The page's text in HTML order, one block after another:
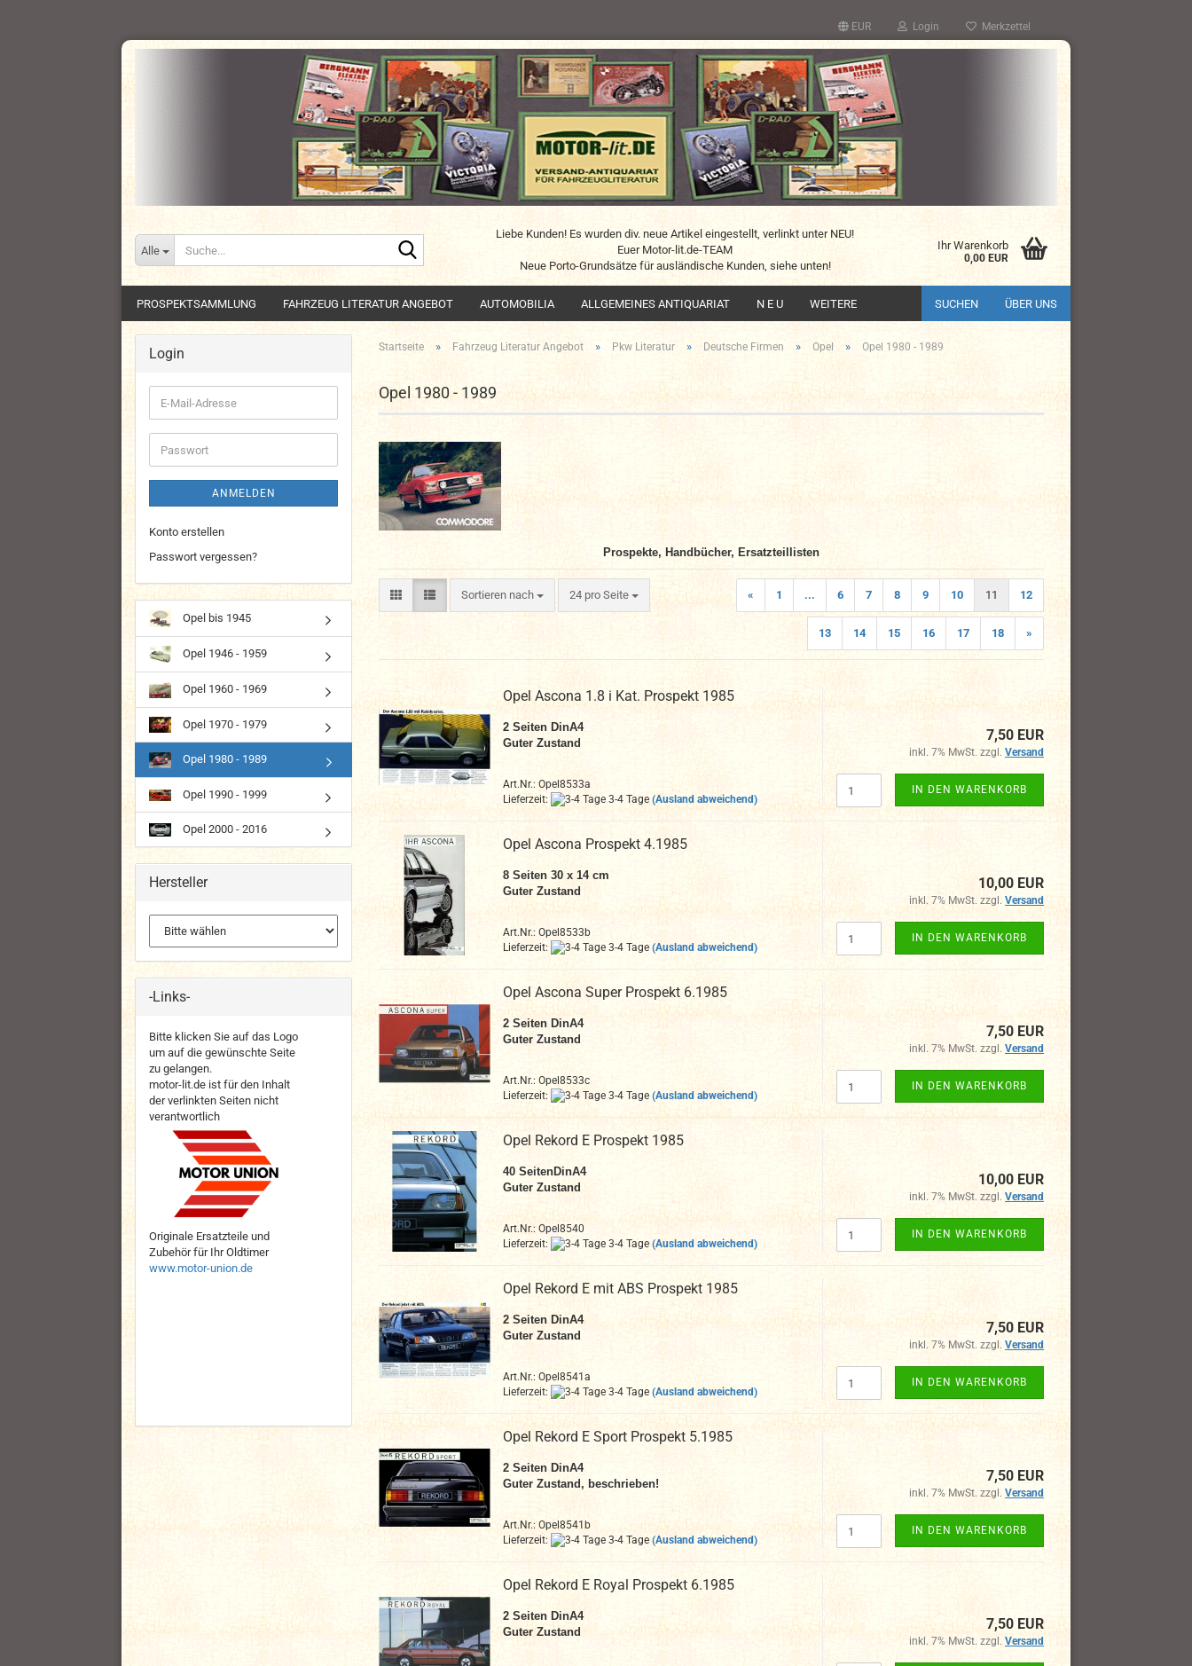
EUR Login Merkzettel
Alle
Liebe Kunden! Es wurden div. neue Artikel eingestellt, verlinkt unter NEU!
Euer Motor-lit.de-TEAM
Neue Porto-Grundsätze für ausländische Kunden, siehe unten!
Ihr Warenkorb
0,00 EUR
PROSPEKTSAMMLUNG FAHRZEUG LITERATUR ANGEBOT AUTOMOBILIA ALLGEMEINES ANTIQUARIAT N E U SUCHEN ÜBER UNS
WEITERE
Startseite » Fahrzeug Literatur Angebot » Pkw Literatur » Deutsche Firmen » Opel » Opel 1980 - 1989
Opel 1980 - 1989
Prospekte, Handbücher, Ersatzteillisten
Sortieren nach
Sortieren nach 24 pro Seite
pro Seite « 1 ... 6 7 8 9 10 11 12
13 14 15 16 17 18 »
Opel Ascona 1.8 i Kat. Prospekt 1985
2 Seiten DinA4
Guter Zustand
Art.Nr.: Opel8533a
Lieferzeit:
3-4 Tage (Ausland abweichend)
7,50 EUR
inkl. 7% MwSt. zzgl. Versand
IN DEN WARENKORB
Opel Ascona Prospekt 4.1985
8 Seiten 30 x 14 cm
Guter Zustand
Art.Nr.: Opel8533b
Lieferzeit:
3-4 Tage (Ausland abweichend)
10,00 EUR
inkl. 7% MwSt. zzgl. Versand
IN DEN WARENKORB
Opel Ascona Super Prospekt 6.1985
2 Seiten DinA4
Guter Zustand
Art.Nr.: Opel8533c
Lieferzeit:
3-4 Tage (Ausland abweichend)
7,50 EUR
inkl. 7% MwSt. zzgl. Versand
IN DEN WARENKORB
Opel Rekord E Prospekt 1985
40 SeitenDinA4
Guter Zustand
Art.Nr.: Opel8540
Lieferzeit:
3-4 Tage (Ausland abweichend)
10,00 EUR
inkl. 7% MwSt. zzgl. Versand
IN DEN WARENKORB
Opel Rekord E mit ABS Prospekt 1985
2Seiten DinA4
Guter Zustand
Art.Nr.: Opel8541a
Lieferzeit:
3-4 Tage (Ausland abweichend)
7,50 EUR
inkl. 7% MwSt. zzgl. Versand
IN DEN WARENKORB
Opel Rekord E Sport Prospekt 5.1985
2Seiten DinA4
Guter Zustand, beschrieben!
Art.Nr.: Opel8541b
Lieferzeit:
3-4 Tage (Ausland abweichend)
7,50 EUR
inkl. 7% MwSt. zzgl. Versand
IN DEN WARENKORB
Opel Rekord E Royal Prospekt 6.1985
2 Seiten DinA4
Guter Zustand
7,50 EUR
inkl. 7% MwSt. zzgl. Versand
Login
E-
Mail-
Adresse
Passwort
ANMELDEN
Konto erstellen
Passwort vergessen?
Opel bis 1945
Opel 1946 - 1959
Opel 1960 - 1969
Opel 1970 - 1979
Opel 1980 - 1989
Opel 1990 - 1999
Opel 2000 - 2016
Hersteller
-Links-
Bitte klicken Sie auf das Logo
um auf die gewünschte Seite
zu gelangen.
motor-lit.de ist für den Inhalt
der verlinkten Seiten nicht
verantwortlich
Originale Ersatzteile und
Zubehör für Ihr Oldtimer
www.motor-union.de